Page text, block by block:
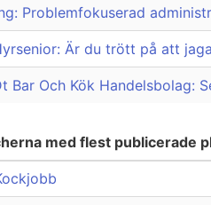
Problemfokuserad
Är du trött på att
Bar Och Kök Handelsbolag:
med flest publicerade